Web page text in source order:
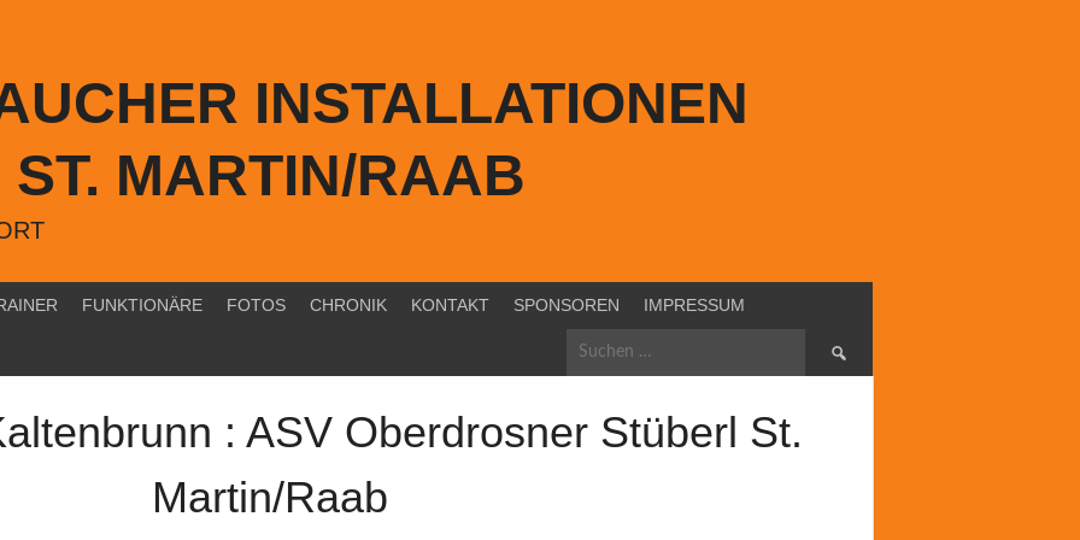
INSTALLATIONEN
ST. MARTIN/RAAB
FUNKTIONÄRE FOTOS CHRONIK KONTAKT SPONSOREN
IMPRESSUM
Suchen
: ASV Oberdrosner Stüberl St.
Martin/Raab